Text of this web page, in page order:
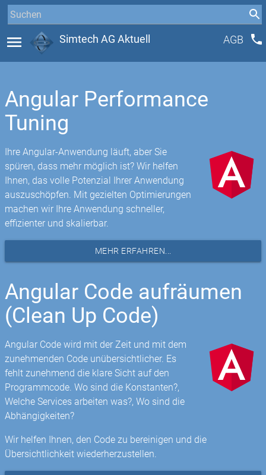
menu Simtech AG Aktuell AGB phone
Angular Performance
Tuning
Ihre Angular-Anwendung läuft, aber Sie
spüren, dass mehr möglich ist? Wir helfen
Ihnen, das volle Potenzial Ihrer Anwendung
auszuschöpfen. Mit gezielten Optimierungen
machen wir Ihre Anwendung schneller,
effizienter und skalierbar.
MEHR ERFAHREN...
Angular Code aufräumen
(Clean Up Code)
Angular Code wird mit der Zeit und mit dem
zunehmenden Code unübersichtlicher. Es
fehlt zunehmend die klare Sicht auf den
Programmcode. Wo sind die Konstanten?,
Welche Services arbeiten was?, Wo sind die
Abhängigkeiten?
Wir helfen Ihnen, den Code zu bereinigen und die
Übersichtlichkeit wiederherzustellen.